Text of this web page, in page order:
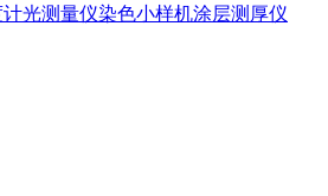
计光测量仪染色小样机涂层测厚仪